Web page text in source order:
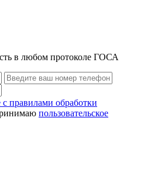
в любом протоколе ГОСА
с правилами обработки
пользовательское